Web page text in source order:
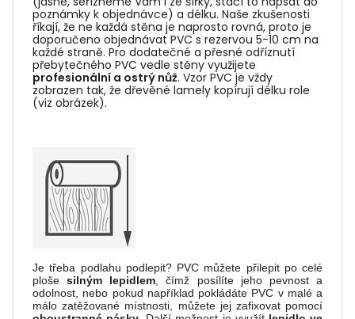
poznámky k objednávce) a délku. Naše zkušenosti
říkají, že ne každá stěna je naprosto rovná, proto je
doporučeno objednávat PVC s rezervou 5-10 cm na
každé straně. Pro dodatečné a přesné odříznutí
přebytečného PVC vedle stěny využijete
profesionální a ostrý nůž. Vzor PVC je vždy
zobrazen tak, že dřevěné lamely kopírují délku role
(viz obrázek).
Je třeba podlahu podlepit? PVC můžete přilepit po celé
plošesilným lepidlem, čímž posílíte jeho pevnost a
odolnost, nebo pokud například pokládáte PVC v malé a
málo zatěžované místnosti, můžete jej zafixovat pomocí